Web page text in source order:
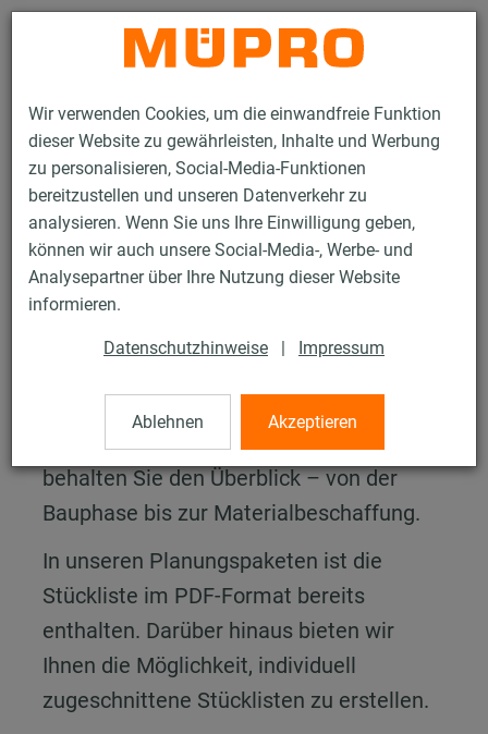
Wir verwenden Cookies, um die einwandfreie Funktion
dieser Website zu gewährleisten, Inhalte und Werbung
zu personalisieren, Social-Media-Funktionen
bereitzustellen und unseren Datenverkehr zu
analysieren. Wenn Sie uns Ihre Einwilligung geben,
können wir auch unsere Social-Media-, Werbe- und
Analysepartner über Ihre Nutzung dieser Website
informieren.
Datenschutzhinweise | Impressum
Ablehnen Akzeptieren
Kontakt
Services Planung & Konstruktion Stücklistenerstellung
Stücklistenerstellung
Eine gute Planung braucht
eine saubere Grundlage
Mit unseren präzise erstellten Stücklisten
behalten Sie den Überblick – von der
Bauphase bis zur Materialbeschaffung.
In unseren Planungspaketen ist die
Stückliste im PDF-Format bereits
enthalten. Darüber hinaus bieten wir
Ihnen die Möglichkeit, individuell
zugeschnittene Stücklisten zu erstellen.